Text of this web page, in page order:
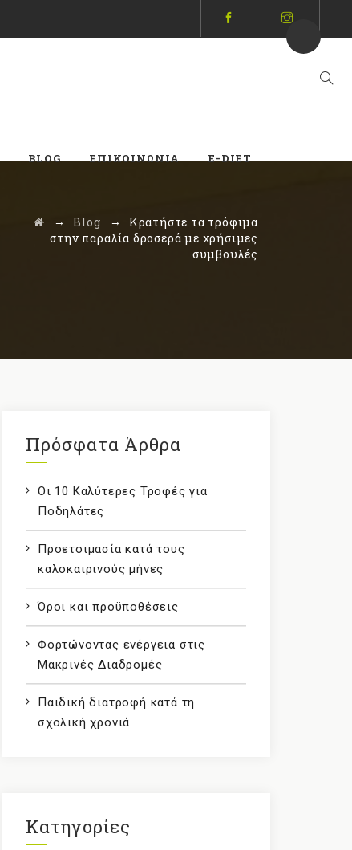
BLOG ΕΠΙΚΟΙΝΩΝΊΑ E-DIET
→ Blog →
Κρατήστε τα τρόφιμα
στην παραλία δροσερά με χρήσιμες
συμβουλές
Πρόσφατα Άρθρα
Οι 10 Καλύτερες Τροφές για
Ποδηλάτες
Προετοιμασία κατά τους
καλοκαιρινούς μήνες
Όροι και προϋποθέσεις
Φορτώνοντας ενέργεια στις
Μακρινές Διαδρομές
Παιδική διατροφή κατά τη
σχολική χρονιά
Kατηγορίες